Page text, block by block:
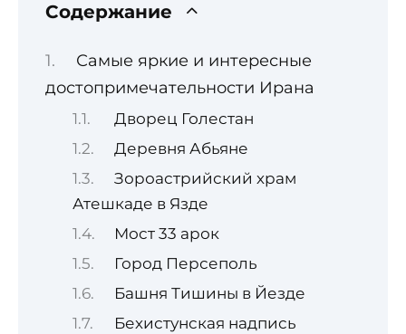
Содержание
Самые яркие и интересные
достопримечательности Ирана
Дворец Голестан
Деревня Абьяне
Зороастрийский храм
Атешкаде в Язде
Мост 33 арок
Город Персеполь
Башня Тишины в Йезде
Бехистунская надпись